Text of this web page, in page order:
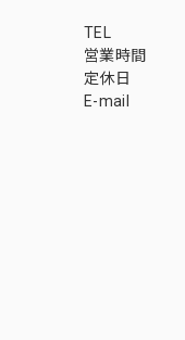
TEL
営業時間
定休日
E-mail